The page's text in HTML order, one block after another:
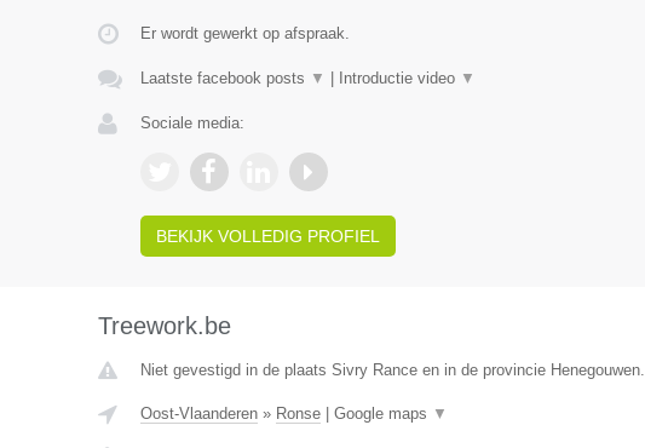
Er wordt gewerkt op afspraak.
Laatste facebook posts ▼ Introductie video ▼
Sociale media:
BEKIJK VOLLEDIG PROFIEL
Treework.be
Niet gevestigd in de plaats Sivry Rance en in de provincie Henegouwen.
Oost-Vlaanderen» Ronse| Google maps ▼